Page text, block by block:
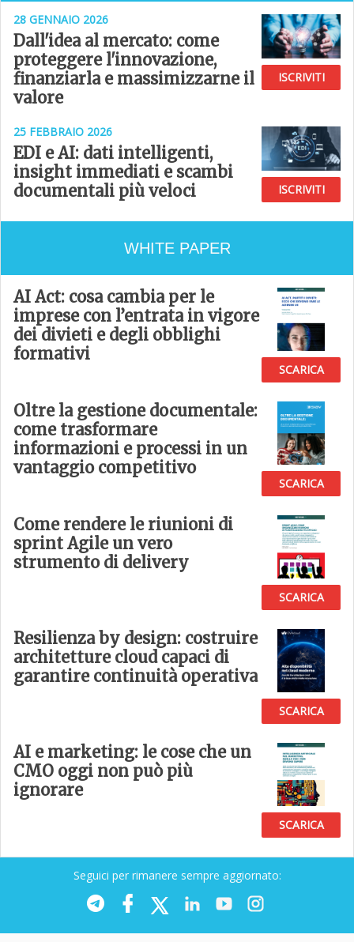
28 GENNAIO 2026
Dall'idea al mercato: come
proteggere l'innovazione,
finanziarla e massimizzarne il
valore
ISCRIVITI
25 FEBBRAIO 2026
EDI e AI: dati intelligenti,
insight immediati e scambi
documentali più veloci
ISCRIVITI
WHITE PAPER
AI Act: cosa cambia per le
imprese con l’entrata in vigore
dei divieti e degli obblighi
formativi
SCARICA
Oltre la gestione documentale:
come trasformare
informazioni e processi in un
vantaggio competitivo
SCARICA
Come rendere le riunioni di
sprint Agile un vero
strumento di delivery
SCARICA
Resilienza by design: costruire
architetture cloud capaci di
garantire continuità operativa
SCARICA
AI e marketing: le cose che un
CMO oggi non può più
ignorare
SCARICA
Seguici per rimanere sempre aggiornato: